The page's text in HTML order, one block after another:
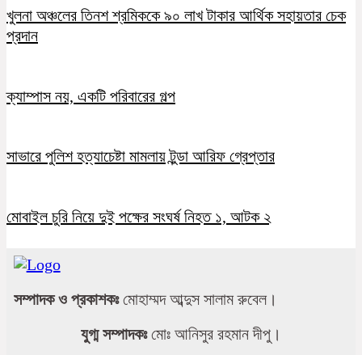
খুলনা অঞ্চলের তিনশ শ্রমিককে ৯০ লাখ টাকার আর্থিক সহায়তার চেক
প্রদান
ক্যাম্পাস নয়, একটি পরিবারের গল্প
সাভারে পুলিশ হত্যাচেষ্টা মামলায় টুন্ডা আরিফ গ্রেপ্তার
মোবাইল চুরি নিয়ে দুই পক্ষের সংঘর্ষ নিহত ১, আটক ২
সম্পাদক ও প্রকাশকঃমোহাম্মদ আব্দুস সালাম রুবেল।
যুগ্ম সম্পাদকঃমোঃ আনিসুর রহমান দীপু।